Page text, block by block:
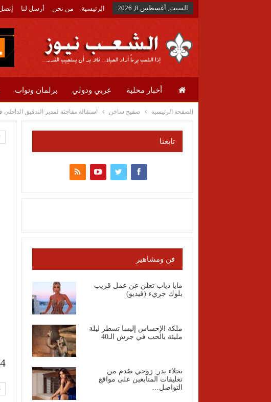
السبت, أغسطس 8, 2026 الرئيسية من نحن أرسل لنا
أخبار محلية عربي ودولي برلمان ونواب
الصفحة الرئيسية صفيح ساخن استقالة مفاجئة لمدير التدقيق
تابعنا
فن ومشاهير
مايا دياب تعلن عن عمل قريب
بلوك جريء (فيديو)
ملكة الإحساس إليسا تسطر ليلة
مليئة بالحب في جرش الـ40
نجلاء بدر: زوجي صُدم من
تعليقات المتابعين على مواقع
التواصل…